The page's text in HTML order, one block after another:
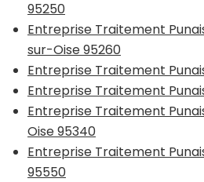
95250
Entreprise Traitement
sur-Oise 95260
Entreprise Traitement
Entreprise Traitement
Entreprise Traitement
Oise 95340
Entreprise Traitement
95550